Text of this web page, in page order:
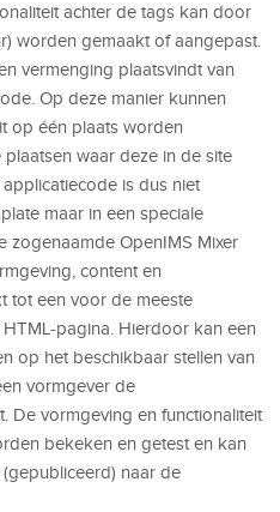
achter de tags kan door
worden gemaakt of aangepast.
vermenging plaatsvindt van
Op deze manier kunnen
op één plaats worden
waar deze in de site
is dus niet
maar in een speciale
zogenaamde OpenIMS Mixer
content en
tot een voor de meeste
pagina. Hierdoor kan een
op het beschikbaar stellen van
vormgever de
De vormgeving en functionaliteit
bekeken en getest en kan
naar de